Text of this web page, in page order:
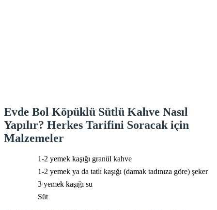
Evde Bol Köpüklü Sütlü Kahve Nasıl
Yapılır? Herkes Tarifini Soracak için
Malzemeler
1-2 yemek kaşığı granül kahve
1-2 yemek ya da tatlı kaşığı (damak tadınıza göre) şeker
3 yemek kaşığı su
Süt